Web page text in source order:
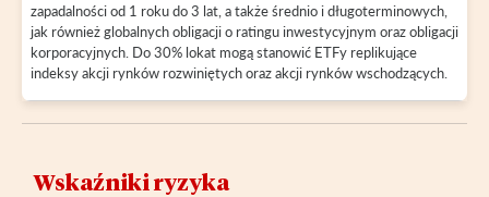
zapadalności od 1 roku do 3 lat, a także średnio i długoterminowych,
jak również globalnych obligacji o ratingu inwestycyjnym oraz obligacji
korporacyjnych. Do 30% lokat mogą stanowić ETFy replikujące
indeksy akcji rynków rozwiniętych oraz akcji rynków wschodzących.
Wskaźniki ryzyka